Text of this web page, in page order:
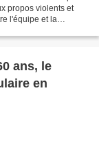
propos violents et
l'équipe et la
ans, le
en